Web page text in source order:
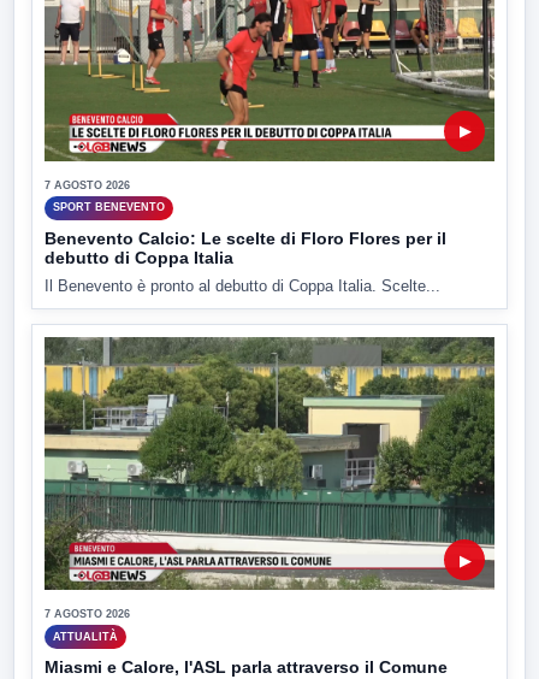
▶
7 AGOSTO 2026
SPORT BENEVENTO
Benevento Calcio: Le scelte di Floro Flores per il
debutto di Coppa Italia
Il Benevento è pronto al debutto di Coppa Italia. Scelte...
▶
7 AGOSTO 2026
ATTUALITÀ
Miasmi e Calore, l'ASL parla attraverso il Comune